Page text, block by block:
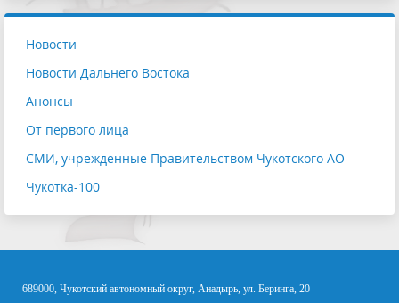
Новости
Новости Дальнего Востока
Анонсы
От первого лица
СМИ, учрежденные Правительством Чукотского АО
Чукотка-100
689000, Чукотский автономный округ, Анадырь, ул. Беринга, 20